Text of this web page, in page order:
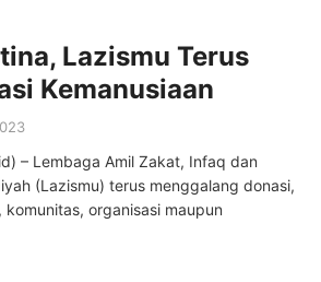
Lazismu Terus
Kemanusiaan
– Lembaga Amil Zakat, Infaq dan
(Lazismu) terus menggalang donasi,
organisasi maupun